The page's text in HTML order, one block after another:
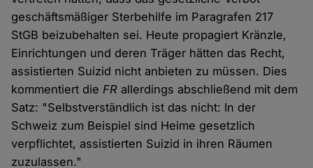
geschäftsmäßiger Sterbehilfe im Paragrafen 217
StGB beizubehalten sei. Heute propagiert Kränzle,
Einrichtungen und deren Träger hätten das Recht,
assistierten Suizid nicht anbieten zu müssen. Dies
kommentiert die FR allerdings abschließend mit dem
Satz: "Selbstverständlich ist das nicht: In der
Schweiz zum Beispiel sind Heime gesetzlich
verpflichtet, assistierten Suizid in ihren Räumen
zuzulassen."